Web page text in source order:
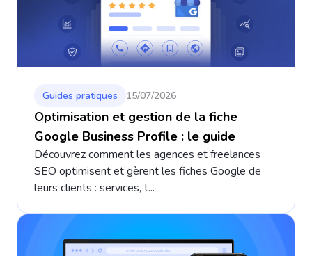
Guides pratiques 15/07/2026
Optimisation et gestion de la fiche
Google Business Profile : le guide
Découvrez comment les agences et freelances
SEO optimisent et gèrent les fiches Google de
leurs clients : services, t...